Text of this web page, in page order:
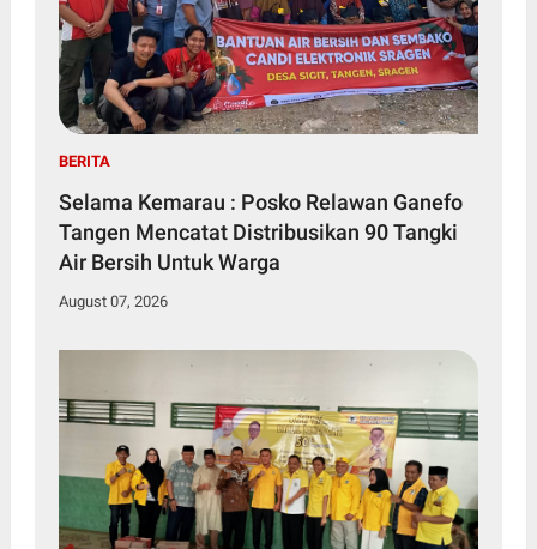
BERITA
Selama Kemarau : Posko Relawan Ganefo
Tangen Mencatat Distribusikan 90 Tangki
Air Bersih Untuk Warga
August 07, 2026